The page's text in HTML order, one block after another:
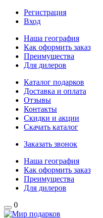
Регистрация
Вход
Наша география
Как оформить заказ
Преимущества
Для дилеров
Каталог подарков
Доставка и оплата
Отзывы
Контакты
Скидки и акции
Скачать каталог
Заказать звонок
Наша география
Как оформить заказ
Преимущества
Для дилеров
0